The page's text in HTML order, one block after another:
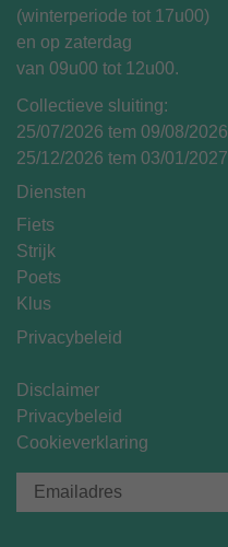
(winterperiode tot 17u00)
en op zaterdag
van 09u00 tot 12u00.
Collectieve sluiting:
25/07/2026 tem 09/08/2026
25/12/2026 tem 03/01/2027
Diensten
Fiets
Strijk
Poets
Klus
Privacybeleid
Disclaimer
Privacybeleid
Cookieverklaring